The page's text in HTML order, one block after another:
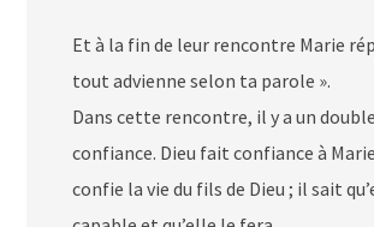
Et à la fin de leur rencontre Marie
tout advienne selon ta parole ».
Dans cette rencontre, il y a un
confiance. Dieu fait confiance à
confie la vie du fils de Dieu ; il sait